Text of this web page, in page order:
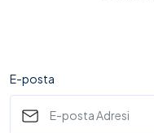
E-posta